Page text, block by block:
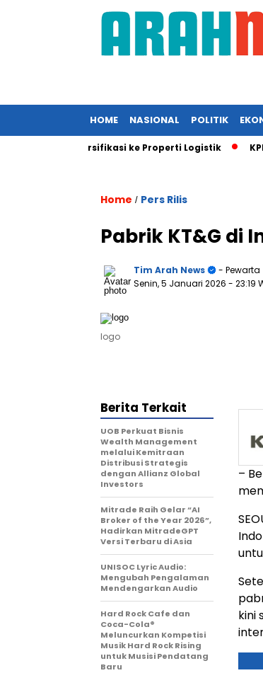
HOME NASIONAL POLITIK
Sinyal Diversifikasi ke Properti Logistik KPK
Home / Pers Rilis
Pabrik KT&G di
Tim Arah News
- Pewarta
Senin, 5 Januari 2026 - 23:19
logo
–
kini
Berita Terkait
UOB Perkuat Bisnis
Wealth Management
melalui Kemitraan
Distribusi Strategis
dengan Allianz Global
Investors
Mitrade Raih Gelar “AI
Broker of the Year 2026”,
Hadirkan MitradeGPT
Versi Terbaru di Asia
UNISOC Lyric Audio:
Mengubah Pengalaman
Mendengarkan Audio
Hard Rock Cafe dan
Coca-Cola®
Meluncurkan Kompetisi
Musik Hard Rock Rising
untuk Musisi Pendatang
Baru